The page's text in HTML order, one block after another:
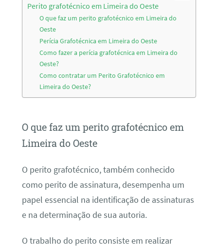
Perito grafotécnico em Limeira do Oeste
O que faz um perito grafotécnico em Limeira do
Oeste
Perícia Grafotécnica em Limeira do Oeste
Como fazer a perícia grafotécnica em Limeira do
Oeste?
Como contratar um Perito Grafotécnico em
Limeira do Oeste?
O que faz um perito grafotécnico em
Limeira do Oeste
O perito grafotécnico, também conhecido
como perito de assinatura, desempenha um
papel essencial na identificação de assinaturas
e na determinação de sua autoria.
O trabalho do perito consiste em realizar